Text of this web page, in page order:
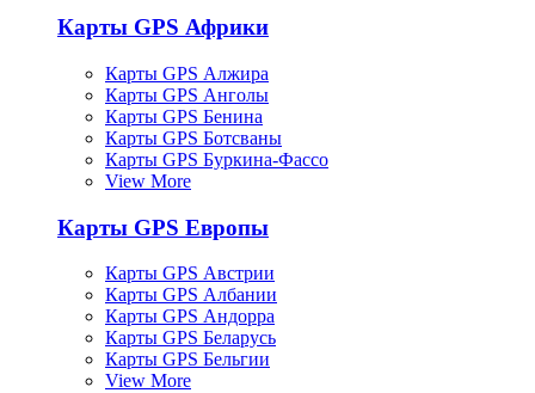
Карты GPS Африки
Карты GPS Алжира
Карты GPS Анголы
Карты GPS Бенина
Карты GPS Ботсваны
Карты GPS Буркина-Фассо
View More
Карты GPS Европы
Карты GPS Австрии
Карты GPS Албании
Карты GPS Андорра
Карты GPS Беларусь
Карты GPS Бельгии
View More